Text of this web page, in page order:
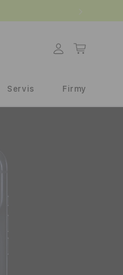
Přihlásit
Košík
Servis Firmy